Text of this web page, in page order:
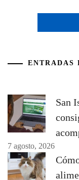
ENTRADAS
San
7 agosto, 2026